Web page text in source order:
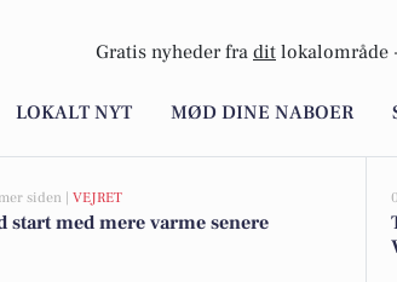
Gratis nyheder fra dit lokalområde
LOKALT NYT MØD DINE NABOER
siden | VEJRET
start med mere varme senere